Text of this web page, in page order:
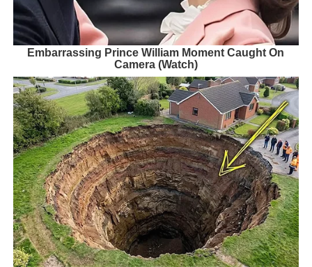
Embarrassing Prince William Moment Caught On
Camera (Watch)